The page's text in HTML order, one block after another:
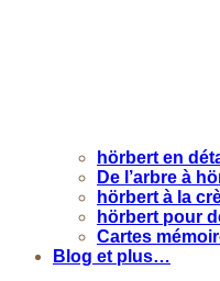
hörbert en
De l’arbre à
hörbert à la
hörbert pour
Cartes
Blog et plus…